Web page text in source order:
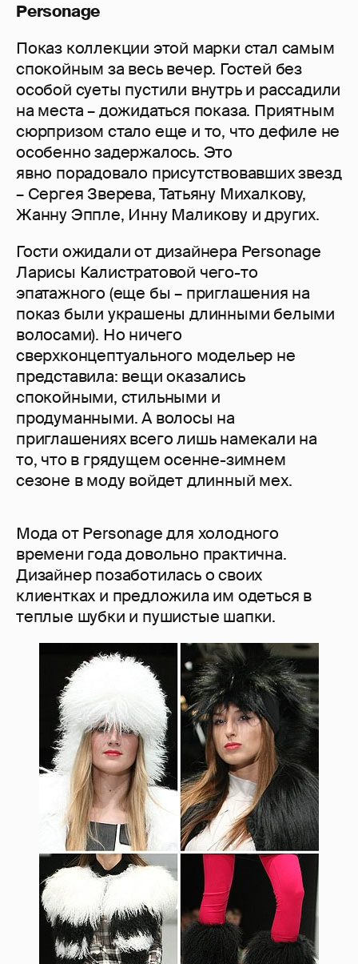
Personage
Показ коллекции этой марки стал самым
спокойным за весь вечер. Гостей без
особой суеты пустили внутрь и рассадили
на места – дожидаться показа. Приятным
сюрпризом стало еще и то, что дефиле не
особенно задержалось. Это
явно порадовало присутствовавших звезд
– Сергея Зверева, Татьяну Михалкову,
Жанну Эппле, Инну Маликову и других.
Гости ожидали от дизайнера Personage
Ларисы Калистратовой чего-то
эпатажного (еще бы – приглашения на
показ были украшены длинными белыми
волосами). Но ничего
сверхконцептуального модельер не
представила: вещи оказались
спокойными, стильными и
продуманными. А волосы на
приглашениях всего лишь намекали на
то, что в грядущем осенне-зимнем
сезоне в моду войдет длинный мех.
Мода от Personage для холодного
времени года довольно практична.
Дизайнер позаботилась о своих
клиентках и предложила им одеться в
теплые шубки и пушистые шапки.